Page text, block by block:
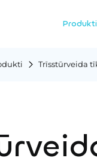
Produkti
Trīsstūrveida